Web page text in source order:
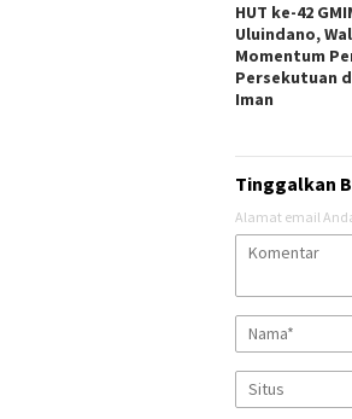
HUT ke-42
Uluindano,
Momentum
Persekutuan
Iman
Tinggalkan
Alamat email